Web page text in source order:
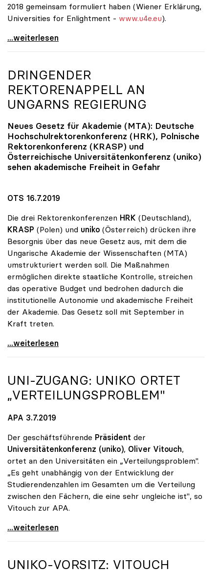
2018 gemeinsam formuliert haben (Wiener Erklärung,
Universities for Enlightment - www.u4e.eu).
Unis und FH setzen Zeichen für Grundwerte des
...weiterlesen
DRINGENDER
REKTORENAPPELL AN
UNGARNS REGIERUNG
Neues Gesetz für Akademie (MTA): Deutsche
Hochschulrektorenkonferenz (HRK), Polnische
Rektorenkonferenz (KRASP) und
Österreichische Universitätenkonferenz (uniko)
sehen akademische Freiheit in Gefahr
OTS 16.7.2019
Die drei Rektorenkonferenzen HRK (Deutschland),
KRASP (Polen) und uniko (Österreich) drücken ihre
Besorgnis über das neue Gesetz aus, mit dem die
Ungarische Akademie der Wissenschaften (MTA)
umstrukturiert werden soll. Die Maßnahmen
ermöglichen direkte staatliche Kontrolle, streichen
das operative Budget und bedrohen dadurch die
institutionelle Autonomie und akademische Freiheit
der Akademie. Das Gesetz soll mit September in
Kraft treten.
Dringender Rektorenappell an Ungarns Regierung
...weiterlesen
UNI-ZUGANG: UNIKO ORTET
„VERTEILUNGSPROBLEM"
APA 3.7.2019
Der geschäftsführende Präsident der
Universitätenkonferenz (uniko), Oliver Vitouch,
ortet an den Universitäten ein „Verteilungsproblem".
„Es geht unabhängig von der Entwicklung der
Studierendenzahlen im Gesamten um die Verteilung
zwischen den Fächern, die eine sehr ungleiche ist", so
Vitouch zur APA.
Uni-Zugang: uniko ortet „Verteilungsproblem\"
...weiterlesen
UNIKO-VORSITZ: VITOUCH